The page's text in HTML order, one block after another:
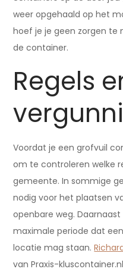
weer opgehaald op het
hoef je je geen zorgen te
de container.
Regels
Voordat je een grofvuil
om te controleren welke
gemeente. In sommige
nodig voor het plaatsen
openbare weg.
maximale periode dat
locatie mag staan.
van Praxis-